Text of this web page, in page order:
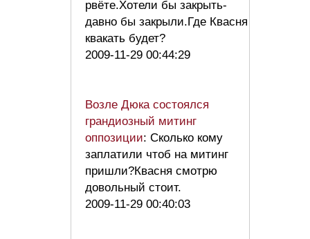
рвёте.Хотели бы закрыть-
давно бы закрыли.Где Квасня
квакать будет?
2009-11-29 00:44:29
Возле Дюка состоялся
грандиозный митинг
оппозиции: Сколько кому
заплатили чтоб на митинг
пришли?Квасня смотрю
довольный стоит.
2009-11-29 00:40:03